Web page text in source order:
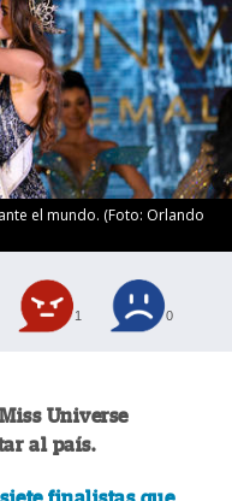
el mundo. (Foto: Orlando
1 0
Universe
al país.